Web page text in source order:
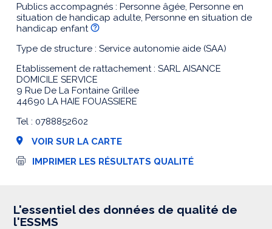
Publics accompagnés : Personne âgée, Personne en
situation de handicap adulte, Personne en situation de
handicap enfant
Type de structure : Service autonomie aide (SAA)
Etablissement de rattachement : SARL AISANCE
DOMICILE SERVICE
9 Rue De La Fontaine Grillee
44690 LA HAIE FOUASSIERE
Tel : 0788852602
VOIR SUR LA CARTE
I
s
i
IMPRIMER LES RÉSULTATS QUALITÉ
L'essentiel des données de qualité de
l'ESSMS